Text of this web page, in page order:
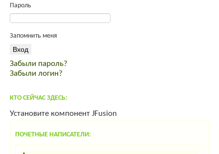
Продам молодых петухов Малинов Михелинская кукушка
продам мясо кролика премиум класса
спас от вздутия живота
корма для интенсивного выращивания
Пароль
Запомнить меня
Забыли пароль?
Забыли логин?
КТО СЕЙЧАС ЗДЕСЬ:
Установите компонент JFusion
ПОЧЕТНЫЕ НАПИСАТЕЛИ: